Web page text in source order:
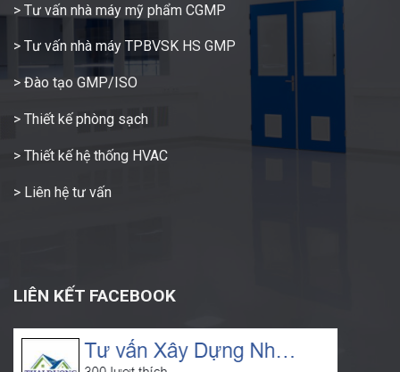
> Tư vấn nhà máy mỹ phẩm CGMP
> Tư vấn nhà máy TPBVSK HS GMP
> Đào tạo GMP/ISO
> Thiết kế phòng sạch
> Thiết kế hệ thống HVAC
> Liên hệ tư vấn
LIÊN KẾT FACEBOOK